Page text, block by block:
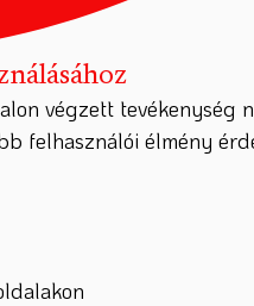
végzett tevékenység
felhasználói élmény